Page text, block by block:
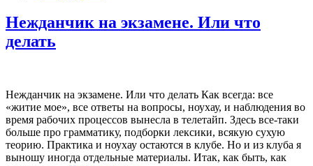
Нежданчик на экзамене. Или что
делать
Нежданчик на экзамене. Или что делать Как всегда: все
«житие мое», все ответы на вопросы, ноухау, и наблюдения во
время рабочих процессов вынесла в телетайп. Здесь все-таки
больше про грамматику, подборки лексики, всякую сухую
теорию. Практика и ноухау остаются в клубе. Но и из клуба я
выношу иногда отдельные материалы. Итак, как быть, как